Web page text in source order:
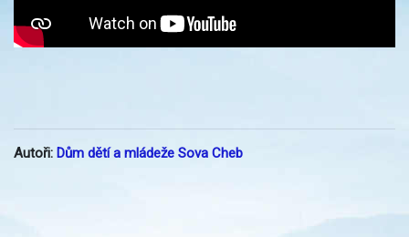
Autoři: Dům dětí a mládeže Sova Cheb